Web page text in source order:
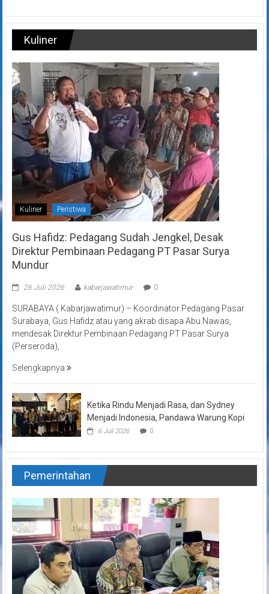
Kuliner
Kuliner Peristiwa
Gus Hafidz: Pedagang Sudah Jengkel, Desak
Direktur Pembinaan Pedagang PT Pasar Surya
Mundur
26 Juli 2026 kabarjawatimur 0
SURABAYA ( Kabarjawatimur) – Koordinator Pedagang Pasar
Surabaya, Gus Hafidz atau yang akrab disapa Abu Nawas,
mendesak Direktur Pembinaan Pedagang PT Pasar Surya
(Perseroda),
Selengkapnya
Ketika Rindu Menjadi Rasa, dan Sydney
Menjadi Indonesia, Pandawa Warung Kopi
6 Juli 2026 0
Pemerintahan